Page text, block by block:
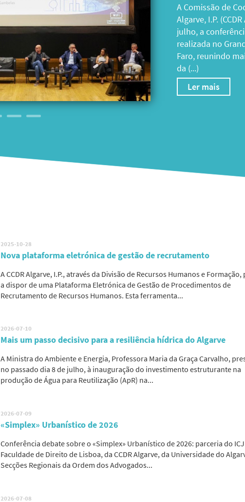
A XII Feira da
setembro, em
dia 27 de julho,
entidades
Desenvolvimento
2025-10-28
Nova plataforma eletrónica de gestão de recrutamento
A CCDR Algarve, I.P., através da Divisão de Recursos Humanos e Formação,
a dispor de uma Plataforma Eletrónica de Gestão de Procedimentos de
Recrutamento de Recursos Humanos. Esta ferramenta...
2026-07-10
Mais um passo decisivo para a resiliência hídrica do Algarve
A Ministra do Ambiente e Energia, Professora Maria da Graça Carvalho,
no passado dia 8 de julho, à inauguração do investimento estruturante na
produção de Água para Reutilização (ApR) na...
2026-07-09
«Simplex» Urbanístico de 2026
Conferência debate sobre o «Simplex» Urbanístico de 2026: parceria do
Faculdade de Direito de Lisboa, da CCDR Algarve, da Universidade do
Secções Regionais da Ordem dos Advogados...
2026-07-08